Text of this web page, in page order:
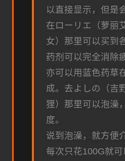
以直接显示，但是
在ローリエ（萝丽
女）那里可以买到
药剂可以完全消除
亦可以用蓝色药草
成。去よしの（吉
狸）那里可以泡澡
度。
说到泡澡，就方便
每次只花100G就